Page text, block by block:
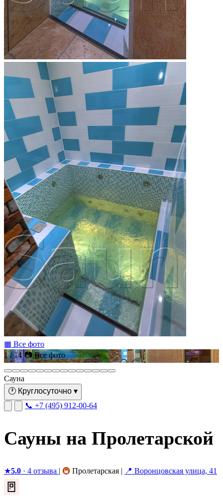
▦ Все фото
1 / 14 📷 Все фото
Сауна
🕐 Круглосуточно ▾
📞 +7 (495) 912-00-64
Сауны на Пролетарской
★5.0 · 4 отзыва | 🚇 Пролетарская | 📍 Воронцовская улица, 41
🚪